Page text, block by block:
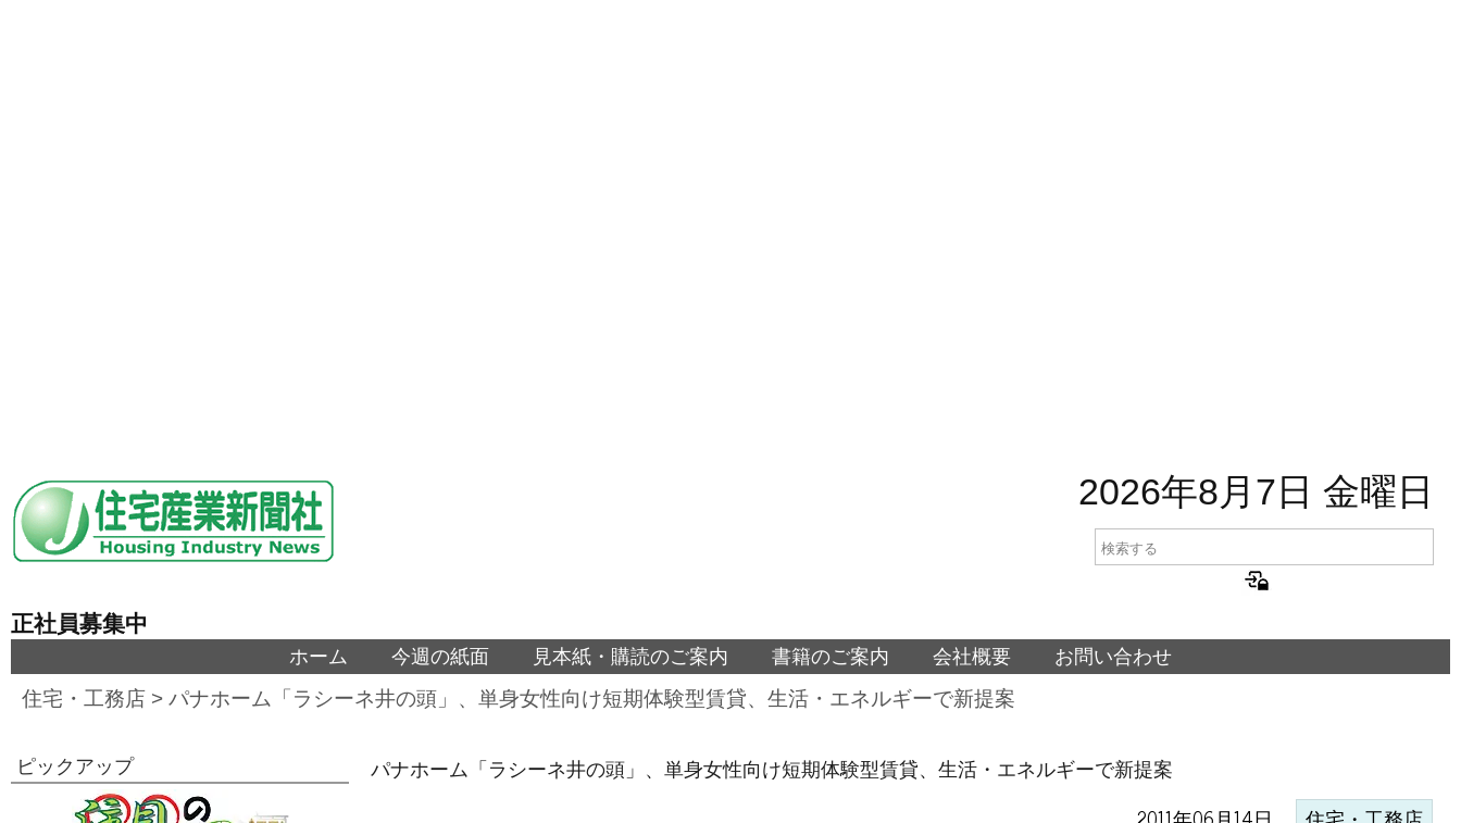
2026年8月7日 金曜日
正社員募集中
ホーム 今週の紙面 見本紙・購読のご案内 書籍のご案内 会社概要 お問い合わせ
住宅・工務店 > パナホーム「ラシーネ井の頭」、単身女性向け短期体験型賃貸、生活・エネルギーで新提案
パナホーム「ラシーネ井の頭」、単身女性向け短期体験型賃貸、生活・エネルギーで新提案
ピックアップ